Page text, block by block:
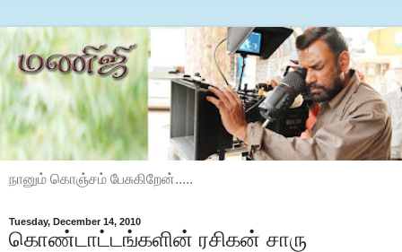
நானும் கொஞ்சம் பேசுகிறேன்.....
Tuesday, December 14, 2010
கொண்டாட்டங்களின் ரசிகன் சாரு